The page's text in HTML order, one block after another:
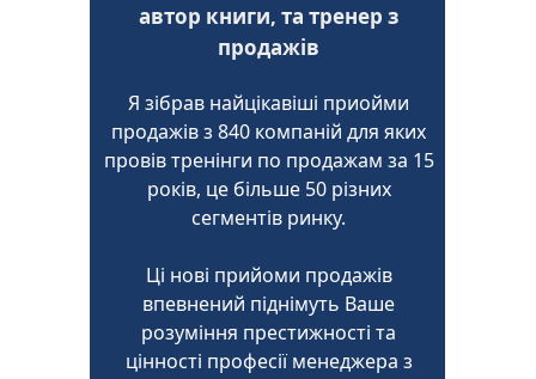
автор книги, та тренер з
продажів
Я зібрав найцікавіші приойми
продажів з 840 компаній для яких
провів тренінги по продажам за 15
років, це більше 50 різних
сегментів ринку.
Ці нові прийоми продажів
впевнений піднімуть Ваше
розуміння престижності та
цінності професії менеджера з